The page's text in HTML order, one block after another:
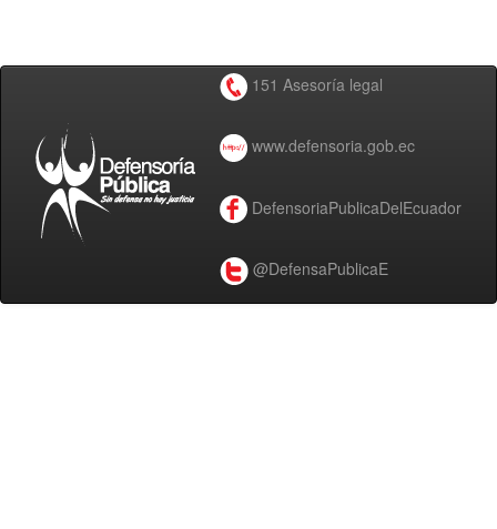
151 Asesoría legal
www.defensoria.gob.ec
DefensoriaPublicaDelEcuador
@DefensaPublicaE